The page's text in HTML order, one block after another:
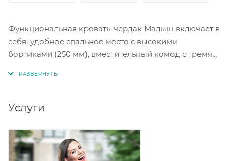
Функциональная кровать-чердак Малыш включает в
себя: удобное спальное место с высокими
бортиками (250 мм), вместительный комод с тремя
выдвижными ящиками (верхний ящик не
Сборка кровати универсальная - собирается как на
правую, так и на левую сторону. Комплект
Услуги